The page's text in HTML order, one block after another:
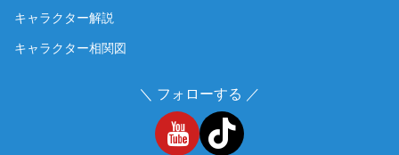
キャラクター解説
キャラクター相関図
＼ フォローする ／